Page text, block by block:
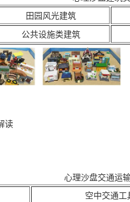
田园风光建筑
公共设施类建筑
读
心理沙盘交通运
空中交通工